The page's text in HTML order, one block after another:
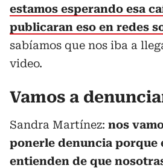
estamos esperando esa
publicaran eso en redes
sabíamos que nos iba a
video.
Vamos a
Sandra Martínez: nos
ponerle denuncia porque
entienden de que